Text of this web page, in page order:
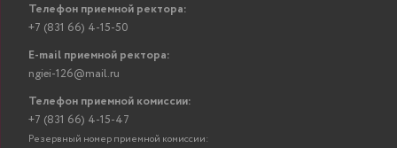
Телефон приемной ректора:
+7 (831 66) 4-15-50
E-mail приемной ректора:
ngiei-126@mail.ru
Телефон приемной комиссии:
+7 (831 66) 4-15-47
Резервный номер приемной комиссии: